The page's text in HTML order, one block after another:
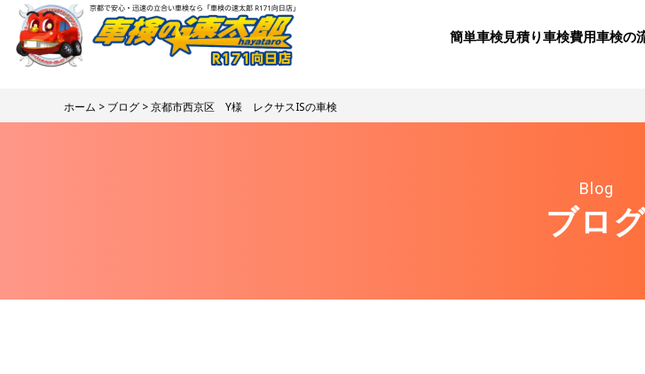
簡単車検見積り⾞検費⽤⾞検の
ホーム > ブログ > 京都市西京区 Y様 レクサスISの車検
Blog
ブロ